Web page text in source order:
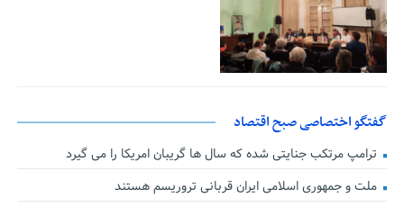
گفتگو اختصاصی صبح اقتصاد
ترامپ مرتکب جنایتی شده که سال ها گریبان امریکا را می گیرد
ملت و جمهوری اسلامی ایران قربانی تروریسم هستند